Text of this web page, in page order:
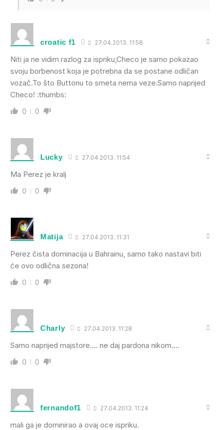
croatic f1 27.04.2013. 11:58
Niti ja ne vidim razlog za ispriku,Checo je samo pokazao
svoju borbenost koja je potrebna da se postane odličan
vozač.To što Buttonu to smeta nema veze.Samo naprijed
Checo! :thumbs:
0 0
Lucky 27.04.2013. 11:54
Ma Perez je kralj
0 0
Matija 27.04.2013. 11:31
Perez čista dominacija u Bahrainu, samo tako nastavi biti
će ovo odlična sezona!
0 0
Charly 27.04.2013. 11:28
Samo naprijed majstore…. ne daj pardona nikom….
0 0
fernandof1 27.04.2013. 11:24
mali ga je dominirao a ovaj oce ispriku.